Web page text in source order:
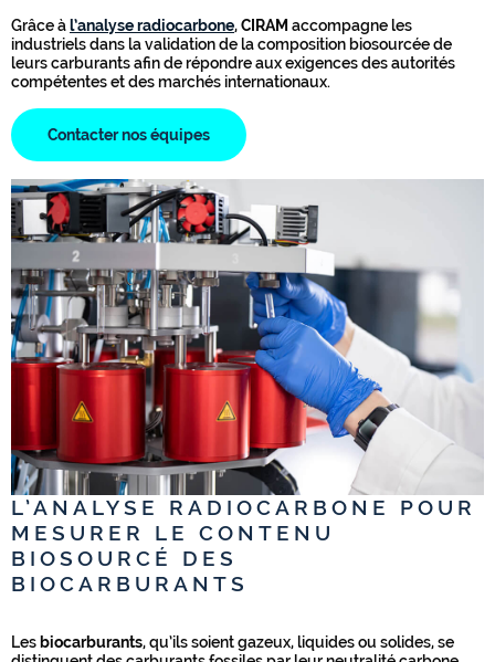
Grâce àl’analyse radiocarbone,CIRAM accompagne les
industriels dans la validation de la composition biosourcée de
leurs carburants afin de répondre aux exigences des autorités
compétentes et des marchés internationaux.
Contacter nos équipes
L’ANALYSE RADIOCARBONE POUR
MESURER LE CONTENU
BIOSOURCÉ DES
BIOCARBURANTS
Lesbiocarburants, qu’ils soient gazeux, liquides ou solides, se